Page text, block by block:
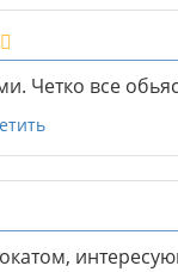
Четко все